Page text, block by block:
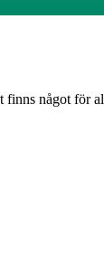
något för